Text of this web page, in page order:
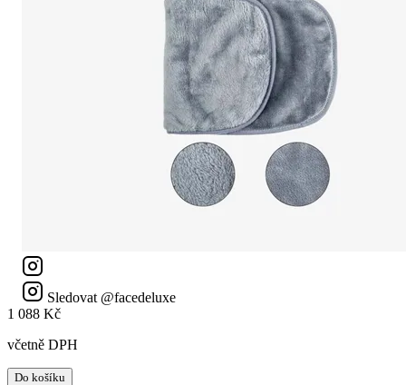
Sledovat @facedeluxe
1 088 Kč
včetně DPH
Do košíku